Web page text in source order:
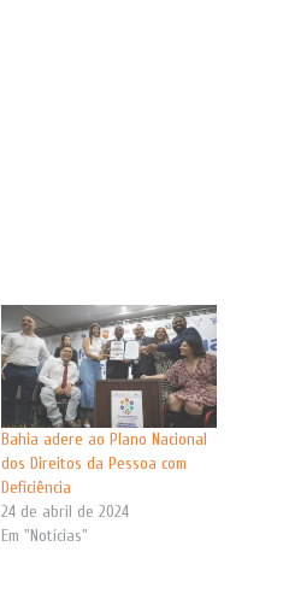
Bahia adere ao Plano Nacional
dos Direitos da Pessoa com
Deficiência
24 de abril de 2024
Em "Notícias"